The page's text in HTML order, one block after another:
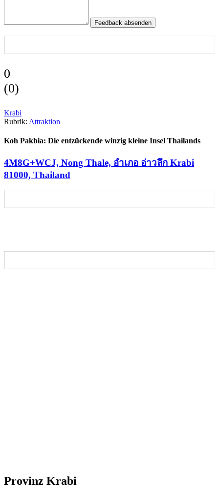
Feedback absenden
0
(0)
Krabi
Rubrik: Attraktion
Koh Pakbia: Die entzückende winzig kleine Insel Thailands
4M8G+WCJ, Nong Thale, อำเภอ อ่าวลึก Krabi
81000, Thailand
Provinz Krabi